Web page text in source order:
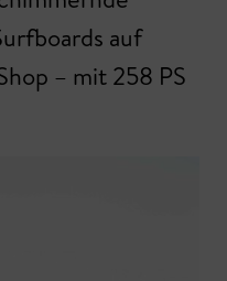
auf
– mit 258 PS